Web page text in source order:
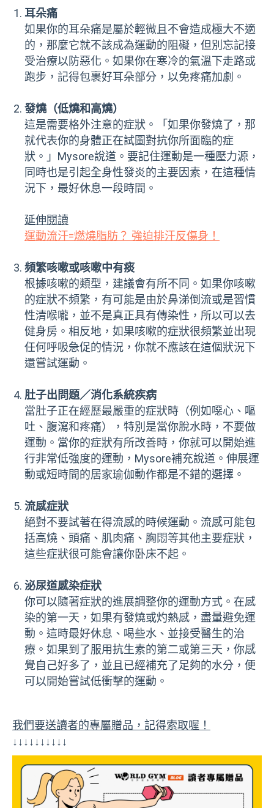
耳朵痛
如果你的耳朵痛是屬於輕微且不會造成極大不適
的，那麼它就不該成為運動的阻礙，但別忘記接
受治療以防惡化。如果你在寒冷的氣溫下走路或
跑步，記得包裹好耳朵部分，以免疼痛加劇。
發燒（低燒和高燒）
這是需要格外注意的症狀。「如果你發燒了，那
就代表你的身體正在試圖對抗你所面臨的症
狀。」Mysore說道。要記住運動是一種壓力源，
同時也是引起全身性發炎的主要因素，在這種情
況下，最好休息一段時間。
延伸閱讀
運動流汗=燃燒脂肪？ 強迫排汗反傷身！
頻繁咳嗽或咳嗽中有痰
根據咳嗽的類型，建議會有所不同。如果你咳嗽
的症狀不頻繁，有可能是由於鼻涕倒流或是習慣
性清喉嚨，並不是真正具有傳染性，所以可以去
健身房。相反地，如果咳嗽的症狀很頻繁並出現
任何呼吸急促的情況，你就不應該在這個狀況下
還嘗試運動。
肚子出問題／消化系統疾病
當肚子正在經歷最嚴重的症狀時（例如噁心、嘔
吐、腹瀉和疼痛），特別是當你脫水時，不要做
運動。當你的症狀有所改善時，你就可以開始進
行非常低強度的運動，Mysore補充說道。伸展運
動或短時間的居家瑜伽動作都是不錯的選擇。
流感症狀
絕對不要試著在得流感的時候運動。流感可能包
括高燒、頭痛、肌肉痛、胸悶等其他主要症狀，
這些症狀很可能會讓你卧床不起。
泌尿道感染症狀
你可以隨著症狀的進展調整你的運動方式。在感
染的第一天，如果有發燒或灼熱感，盡量避免運
動。這時最好休息、喝些水、並接受醫生的治
療。如果到了服用抗生素的第二或第三天，你感
覺自己好多了，並且已經補充了足夠的水分，便
可以開始嘗試低衝擊的運動。
我們要送讀者的專屬贈品，記得索取喔！
↓↓↓↓↓↓↓↓↓↓